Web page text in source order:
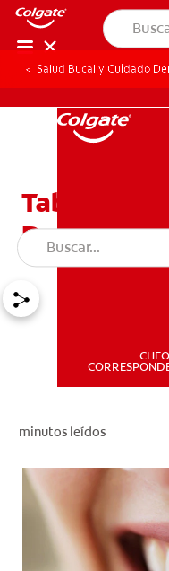
Salud Bucal y Cuidado
Tabaco Y
Dental
minutos leídos